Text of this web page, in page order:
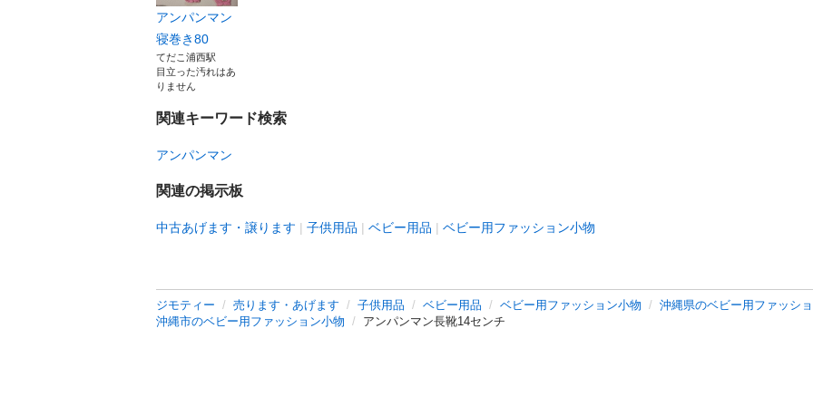
アンパンマン
寝巻き80
てだこ浦西駅
目立った汚れはあ
りません
関連キーワード検索
アンパンマン
関連の掲示板
中古あげます・譲ります 子供用品 ベビー用品 ベビー用ファッション小物
ジモティー 売ります・あげます 子供用品 ベビー用品 ベビー用ファッション小物
沖縄県のベビー用ファッシ
沖縄市のベビー用ファッション小物
アンパンマン長靴14センチ